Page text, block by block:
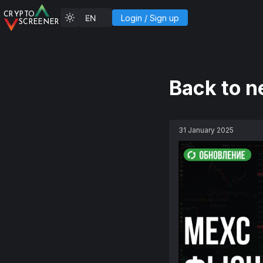
CRYPTO
SCREENER Login / Sign up
Back to
31 January 2025